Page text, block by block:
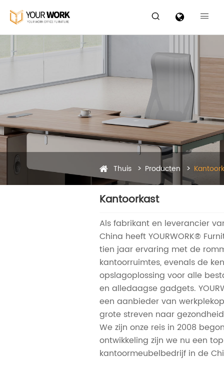
 
Thuis Producten
Kantoorkast
Als fabrikant en leverancier
China heeft YOURWORK®
tien jaar ervaring met de
kantoorruimtes, evenals de
opslagoplossing voor alle
en alledaagse gadgets.
een aanbieder van
grote streven naar
We zijn onze reis in 2008
ontwikkeling zijn we nu een top
kantoormeubelbedrijf in de